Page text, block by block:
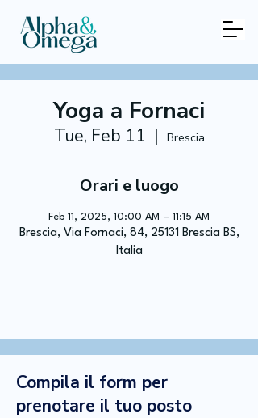
Yoga a Fornaci
Tue, Feb 11
  |
Brescia
Orari e luogo
Feb 11, 2025, 10:00 AM – 11:15 AM
Brescia, Via Fornaci, 84, 25131 Brescia BS,
Italia
Compila il form per
prenotare il tuo posto